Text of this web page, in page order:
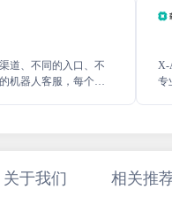
道、不同的入口、不
机器人客服，每个客
X-
专
关于我们 相关推